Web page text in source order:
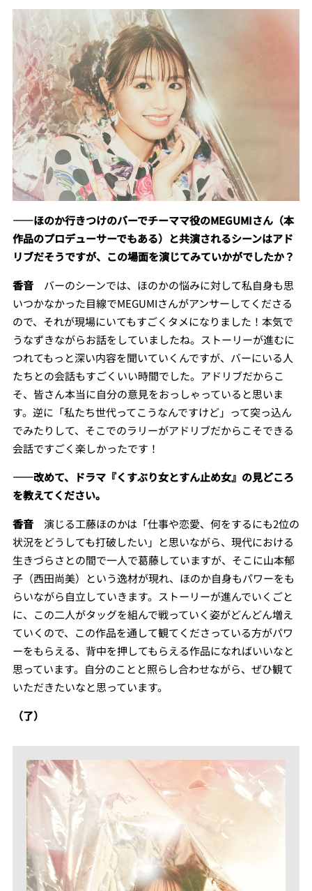
――ほのか行きつけのバーでチーママ役のMEGUMIさん（本
作品のプロデューサーでもある）と共演されるシーンはアド
リブだそうですが、この場面を演じてみていかがでしたか？
香音 バーのシーンでは、ほのかの悩みに対して私自身も思
いつかなかった目線でMEGUMIさんがアンサーしてくださる
ので、それが現場にいてもすごくタメになりました！本気で
うなずきながらお話をしていましたね。ストーリーが進むに
つれてもっと深い内容を聞いていくんですが、バーにいる人
たちとの会話もすごくいい時間でした。アドリブだからこ
そ、皆さん本当に自分の意見をおっしゃっていると思いま
す。逆に「私たち世代ってこうなんですけど」って突っ込ん
でみたりして、そこでのラリーがアドリブだからこそできる
会話ですごく楽しかったです！
――改めて、ドラマ『くすぶり女とすん止め女』の見どころ
を教えてください。
香音 演じる工藤ほのかは「仕事や恋愛、何をするにも2位の
状況をどうしても打破したい」と思いながら、現代における
生きづらさとの間で一人で葛藤していますが、そこに山本郁
子（西田尚美）という逸材が現れ、ほのか自身もパワーをも
らいながら自立していきます。ストーリーが進んでいくごと
に、この二人がタッグを組んで戦っていく姿がどんどん増え
ていくので、この作品を通して観てくださっている方がパワ
ーをもらえる、背中を押してもらえる作品になればいいなと
思っています。自分のことと照らし合わせながら、ぜひ観て
いただきたいなと思っています。
（了）